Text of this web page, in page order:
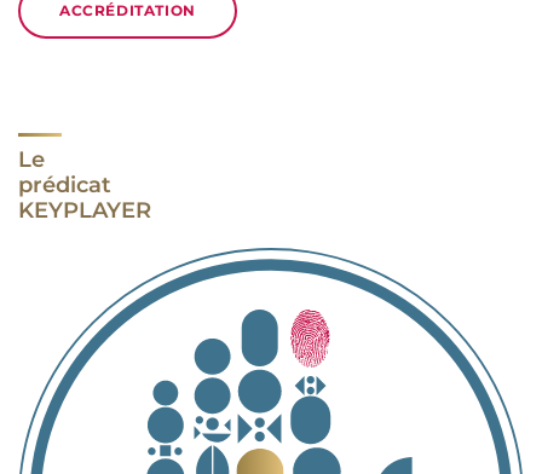
ACCRÉDITATION
Le
prédicat
KEYPLAYER